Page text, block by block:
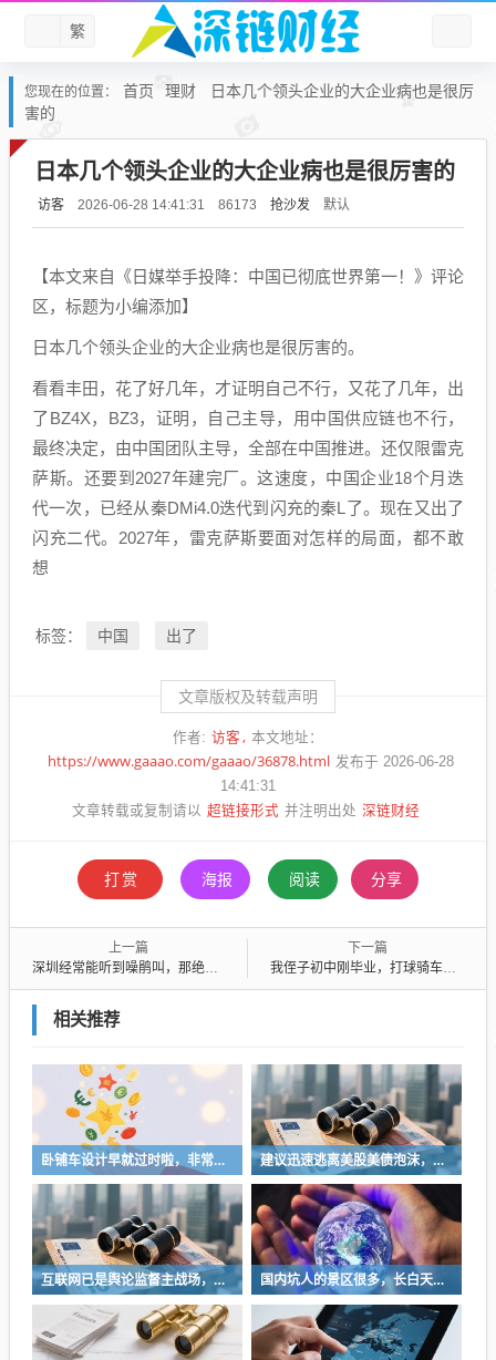
繁
您现在的位置： 首页 理财
日本几个领头企业的大企业病也是很厉
害的
日本几个领头企业的大企业病也是很厉害的
访客 2026-06-28 14:41:31 86173 抢沙发 默认
【本文来自《日媒举手投降：中国已彻底世界第一！》评论
区，标题为小编添加】
日本几个领头企业的大企业病也是很厉害的。
看看丰田，花了好几年，才证明自己不行，又花了几年，出
了BZ4X，BZ3，证明，自己主导，用中国供应链也不行，
最终决定，由中国团队主导，全部在中国推进。还仅限雷克
萨斯。还要到2027年建完厂。这速度，中国企业18个月迭
代一次，已经从秦DMi4.0迭代到闪充的秦L了。现在又出了
闪充二代。2027年，雷克萨斯要面对怎样的局面，都不敢
想
标签： 中国 出了
文章版权及转载声明
作者: 访客 本文地址：
https://www.gaaao.com/gaaao/36878.html 发布于 2026-06-28
14:41:31
文章转载或复制请以 超链接形式 并注明出处 深链财经
打赏 海报 阅读 分享
上一篇
深圳经常能听到噪鹃叫，那绝非一般叽叽喳喳的鸟叫可比，真的会让人烦躁
下一篇
我侄子初中刚毕业，打球骑车街舞旱冰滑板游戏，那是一把好手，就是学习不行
相关推荐
卧铺车设计早就过时啦，非常不具备人性化 建议迅速逃离美股美债泡沫，AI正加速而非延缓其泡沫破裂
互联网已是舆论监督主战场，让我们用这五点珍惜它 国内坑人的景区很多，长白天池只是其中被坑印象最深的那一个